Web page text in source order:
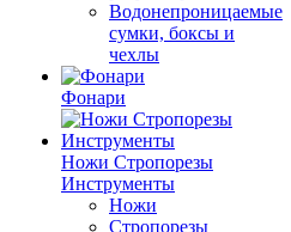
Водонепроницаемые
сумки, боксы и
чехлы
Фонари
Ножи Стропорезы
Инструменты
Ножи
Стропорезы